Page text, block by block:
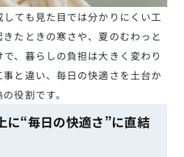
ても見た目では分かりにくい工
たときの寒さや、夏のむわっと
、暮らしの負担は大きく変わり
と違い、毎日の快適さを土台か
役割です。
に“毎日の快適さ”に直結